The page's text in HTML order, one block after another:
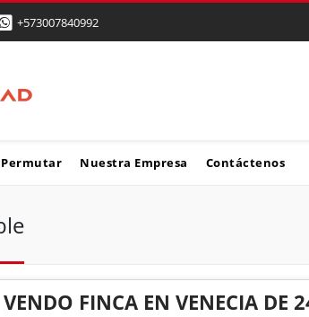
+573007840992
Permutar Nuestra Empresa Contáctenos
VENDO FINCA EN VENECIA DE